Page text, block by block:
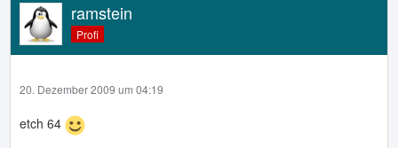
ramstein
Profi
20. Dezember 2009 um 04:19
etch 64